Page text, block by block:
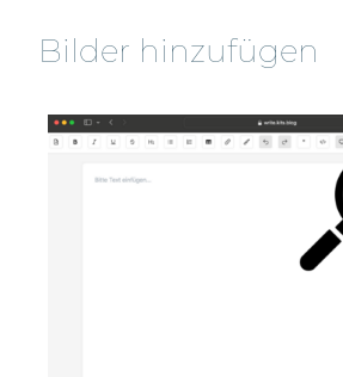
Bilder hinzufügen